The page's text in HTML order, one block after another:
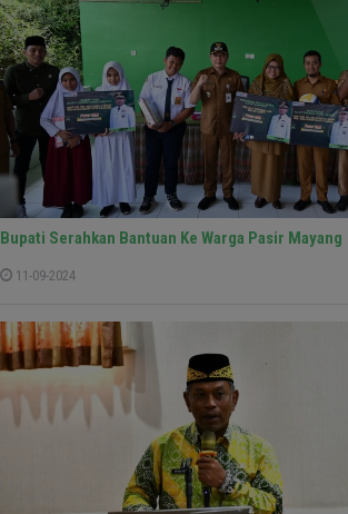
Bupati Serahkan Bantuan Ke Warga Pasir Mayang
11-09-2024